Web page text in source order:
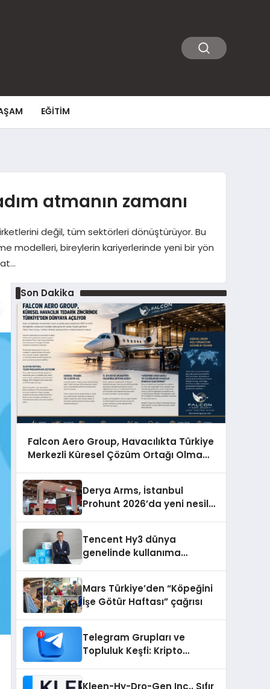
EĞITIM
atmanın zamanı
değil, tüm sektörleri dönüştürüyor. Bu
modelleri, bireylerin kariyerlerinde yeni bir yön
Son Dakika
Falcon Aero Group, Havacılıkta Türkiye
Merkezli Küresel Çözüm Ortağı Olma
Derya Arms, İstanbul
Prohunt 2026’da yeni nesil
Tencent Hy3 dünya
genelinde kullanıma
Mars Türkiye’den “Köpeğini
İşe Götür Haftası” çağrısı
Telegram Grupları ve
Topluluk Keşfi: Kripto
Kleen-Hy-Dro-Gen Inc., Sıfır